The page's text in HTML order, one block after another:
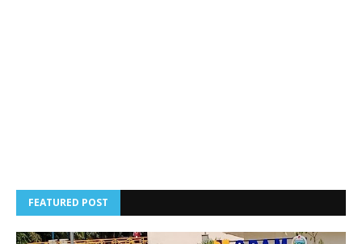
FEATURED POST